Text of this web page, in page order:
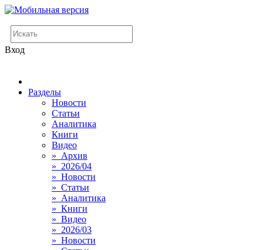
Вход
Разделы
Новости
Статьи
Аналитика
Книги
Видео
» Архив
» 2026/04
» Новости
» Статьи
» Аналитика
» Книги
» Видео
» 2026/03
» Новости